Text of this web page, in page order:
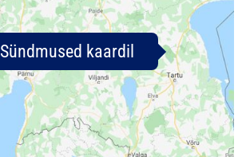
Sündmused kaardil